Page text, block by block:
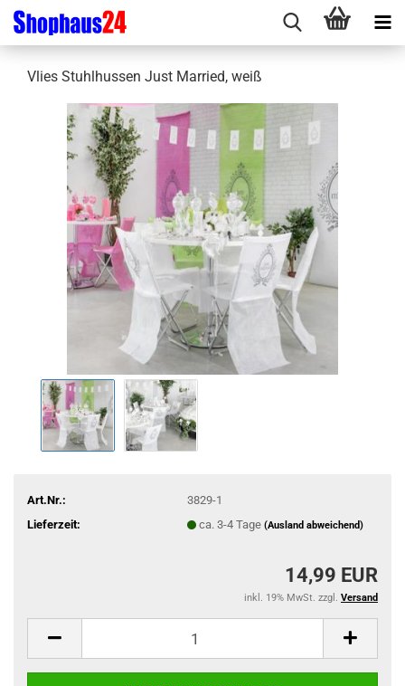
Vlies Stuhlhussen Just Married, weiß
Art.Nr.:
3829-1
Lieferzeit:
ca. 3-4 Tage (Ausland abweichend)
14,99 EUR
inkl. 19% MwSt. zzgl. Versand